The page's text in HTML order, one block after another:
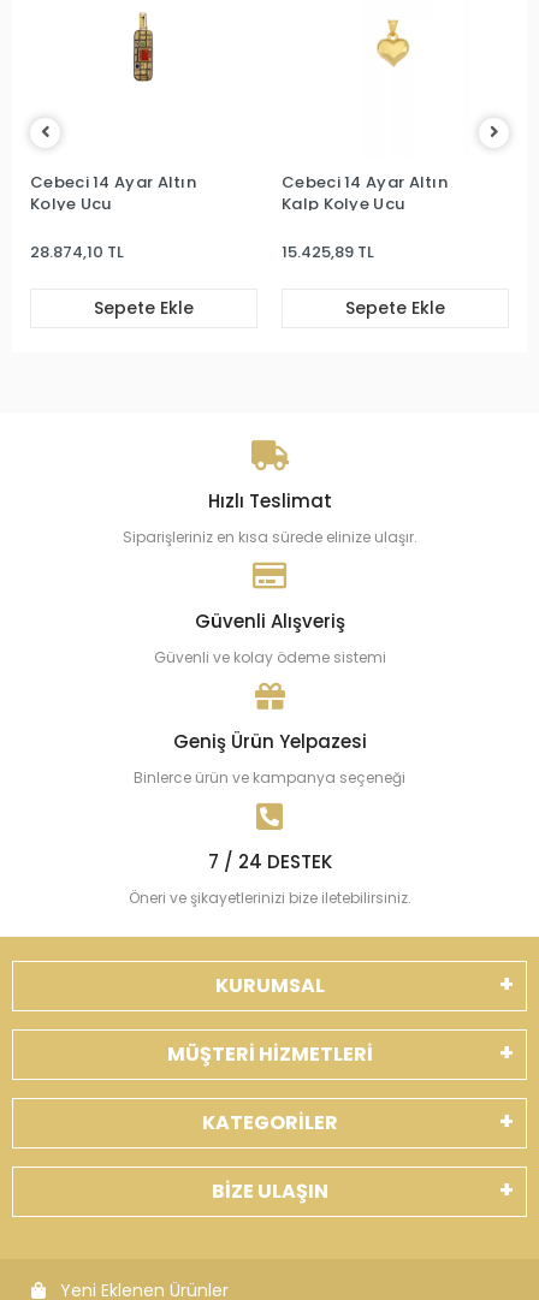
Cebeci 14 Ayar Altın
Kolye Ucu
28.874,10 TL
Sepete Ekle
Cebeci 14 Ayar Altın
Kalp Kolye Ucu
15.425,89 TL
Sepete Ekle
Hızlı Teslimat
Siparişleriniz en kısa sürede elinize ulaşır.
Güvenli Alışveriş
Güvenli ve kolay ödeme sistemi
Geniş Ürün Yelpazesi
Binlerce ürün ve kampanya seçeneği
7 / 24 DESTEK
Öneri ve şikayetlerinizi bize iletebilirsiniz.
KURUMSAL
MÜŞTERİ HİZMETLERİ
KATEGORİLER
BİZE ULAŞIN
Yeni Eklenen Ürünler